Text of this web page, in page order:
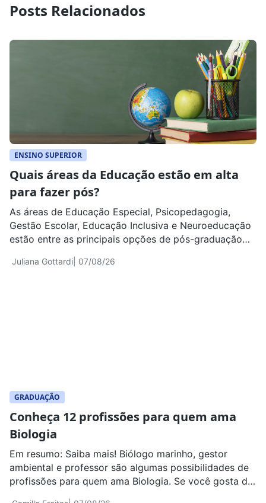
Posts Relacionados
ENSINO SUPERIOR
Quais áreas da Educação estão em alta
para fazer pós?
Juliana Gottardi | 07/08/26
As áreas de Educação Especial, Psicopedagogia,
Gestão Escolar, Educação Inclusiva e Neuroeducação
estão entre as principais opções de pós-graduação
GRADUAÇÃO
Conheça 12 profissões para quem ama
Biologia
Em resumo: Saiba mais! Biólogo marinho, gestor
ambiental e professor são algumas possibilidades de
profissões para quem ama Biologia. Se você gosta de